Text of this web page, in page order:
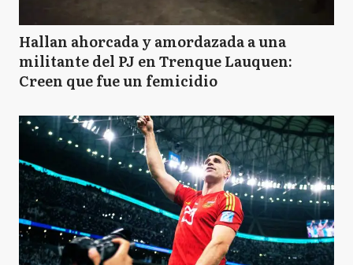
Hallan ahorcada y amordazada a una
militante del PJ en Trenque Lauquen:
Creen que fue un femicidio